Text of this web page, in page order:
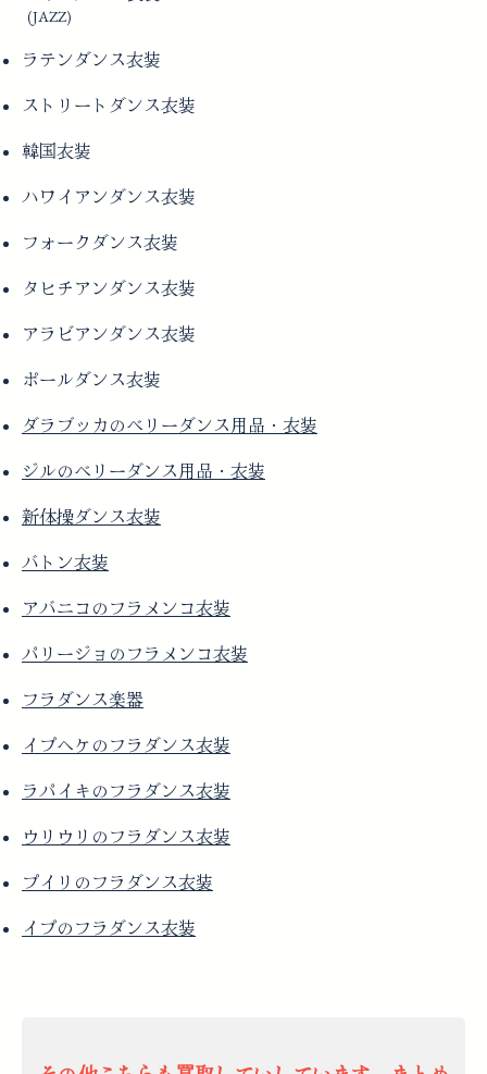
(JAZZ)
ラテンダンス衣装
ストリートダンス衣装
韓国衣装
ハワイアンダンス衣装
フォークダンス衣装
タヒチアンダンス衣装
アラビアンダンス衣装
ポールダンス衣装
ダラブッカのベリーダンス用品・衣装
ジルのベリーダンス用品・衣装
新体操ダンス衣装
バトン衣装
アバニコのフラメンコ衣装
パリージョのフラメンコ衣装
フラダンス楽器
イプヘケのフラダンス衣装
ラパイキのフラダンス衣装
ウリウリのフラダンス衣装
プイリのフラダンス衣装
イプのフラダンス衣装